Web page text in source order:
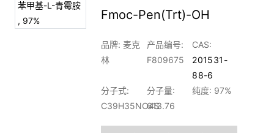
Fmoc-Pen(Trt)-OH
品牌: 麦克
林
产品编号:
F809675
CAS:
201531-
88-6
分子式:
C39H35NO4S
分子量:
613.76
纯度: 97%